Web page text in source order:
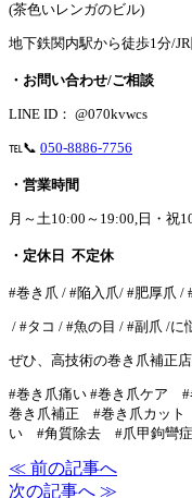
(茶色いレンガのビル)
地下鉄関内駅から徒歩1分/
・お問い合わせ/ご相談
LINE ID： @070kvwcs
℡📞 050-8886-7756
・営業時間
月～土10:00～19:00,日・祝
・定休日 不定休
#巻き爪 / #陥入爪/ #肥厚爪 /
/ #タコ / #魚の目 / #副爪 /に
ぜひ、高技術の巻き爪補正
#巻き爪痛い #巻き爪ケア
巻き爪補正 #巻き爪カッ
い #角質除去 #爪甲鉤彎
≪ 前の記事へ
次の記事へ ≫